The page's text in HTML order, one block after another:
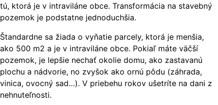
tú, ktorá je v intraviláne obce. Transformácia na stavebný
pozemok je podstatne jednoduchšia.
Štandardne sa žiada o vyňatie parcely, ktorá je menšia,
ako 500 m2 a je v intraviláne obce. Pokiaľ máte väčší
pozemok, je lepšie nechať okolie domu, ako zastavanú
plochu a nádvorie, no zvyšok ako ornú pôdu (záhrada,
vinica, ovocný sad…). V priebehu rokov ušetríte na dani z
nehnuteľnosti.